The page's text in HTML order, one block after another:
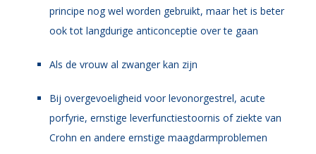
principe nog wel worden gebruikt, maar het is beter
ook tot langdurige anticonceptie over te gaan
Als de vrouw al zwanger kan zijn
Bij overgevoeligheid voor levonorgestrel, acute
porfyrie, ernstige leverfunctiestoornis of ziekte van
Crohn en andere ernstige maagdarmproblemen